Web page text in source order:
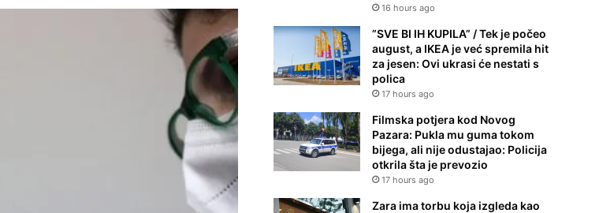
16 hours ago
”SVE BI IH KUPILA” / Tek je počeo
august, a IKEA je već spremila hit
za jesen: Ovi ukrasi će nestati s
polica
17 hours ago
Filmska potjera kod Novog
Pazara: Pukla mu guma tokom
bijega, ali nije odustajao: Policija
otkrila šta je prevozio
17 hours ago
Zara ima torbu koja izgleda kao